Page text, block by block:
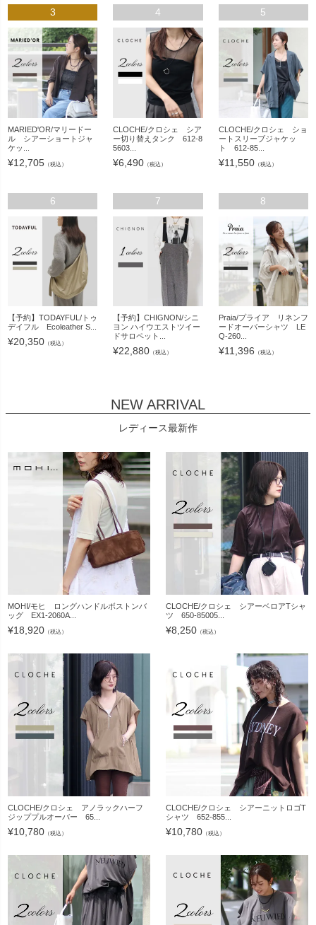
3
MARIED'OR/マリードー
ル シアーショートジャ
ケッ...
¥12,705 （税込）
4
CLOCHE/クロシェ シア
ー切り替えタンク 612-8
5603...
¥6,490 （税込）
5
CLOCHE/クロシェ ショ
ートスリーブジャケッ
ト 612-85...
¥11,550（税込）
6
【予約】TODAYFUL/トゥ
デイフル Ecoleather S...
¥20,350 （税込）
7
【予約】CHIGNON/シニ
ヨン ハイウエストツイー
ドサロペット...
¥22,880 （税込）
8
Praia/プライア リネンフ
ードオーバーシャツ LE
Q-260...
¥11,396 （税込）
NEW ARRIVAL
レディース最新作
MOHI/モヒ ロングハンドルボストンバ
ッグ EX1-2060A...
¥18,920 （税込）
CLOCHE/クロシェ シアーベロアTシャ
ツ 650-85005...
¥8,250 （税込）
CLOCHE/クロシェ アノラックハーフ
ジッププルオーバー 65...
¥10,780 （税込）
CLOCHE/クロシェ シアーニットロゴT
シャツ 652-855...
¥10,780 （税込）